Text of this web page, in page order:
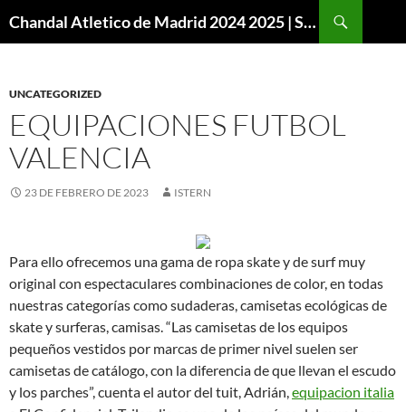
Chandal Atletico de Madrid 2024 2025 | SuperVigo
UNCATEGORIZED
EQUIPACIONES FUTBOL
VALENCIA
23 DE FEBRERO DE 2023 ISTERN
Para ello ofrecemos una gama de ropa skate y de surf muy
original con espectaculares combinaciones de color, en todas
nuestras categorías como sudaderas, camisetas ecológicas de
skate y surferas, camisas. “Las camisetas de los equipos
pequeños vestidos por marcas de primer nivel suelen ser
camisetas de catálogo, con la diferencia de que llevan el escudo
y los parches”, cuenta el autor del tuit, Adrián,equipacion italia